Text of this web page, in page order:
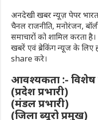
अनदेखी खबर न्यूज़ पेपर
चैनल राजनीति, मनोरंजन,
समाचारों को शामिल करता
खबरें एवं ब्रेकिंग न्यूज के
share करे।
आवश्यकता :- विशेष
(प्रदेश प्रभारी)
(मंडल प्रभारी)
(जिला ब्यूरो प्रमुख)